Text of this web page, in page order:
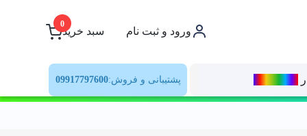
ورود و ثبت نام سبد خرید
0
پشتیبانی و فروش:09917797600